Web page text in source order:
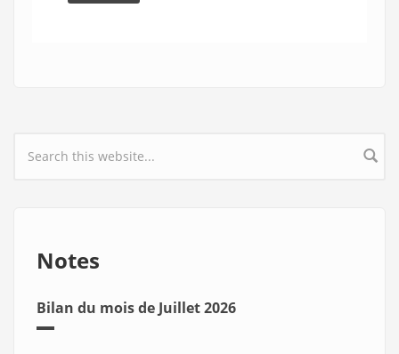
Search form
Notes
Bilan du mois de Juillet 2026